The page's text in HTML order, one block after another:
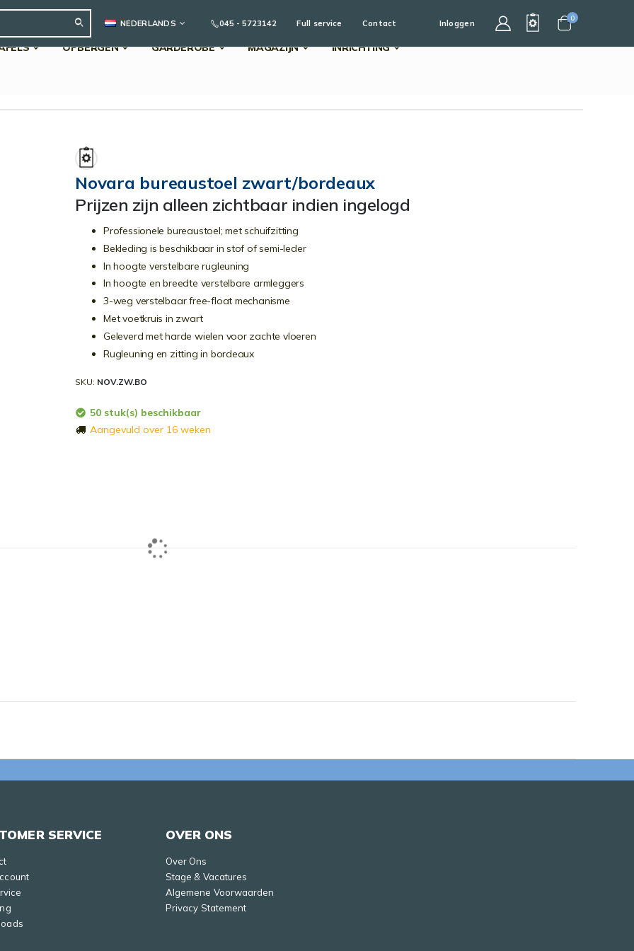
Search
TAALNEDERLANDS 045 - 5723142 Full service Contact Inloggen
Cart
0
OPBERGEN GARDEROBE MAGAZIJN INRICHTING
Novara bureaustoel zwart/bordeaux
Prijzen zijn alleen zichtbaar indien ingelogd
Professionele bureaustoel; met schuifzitting
Bekleding is beschikbaar in stof of semi-leder
In hoogte verstelbare rugleuning
In hoogte en breedte verstelbare armleggers
3-weg verstelbaar free-float mechanisme
Met voetkruis in zwart
Geleverd met harde wielen voor zachte vloeren
Rugleuning en zitting in bordeaux
SKU NOV.ZW.BO
50 stuk(s) beschikbaar
Aangevuld over 16 weken
SERVICE OVER ONS
Over Ons
Stage & Vacatures
Algemene Voorwaarden
Privacy Statement